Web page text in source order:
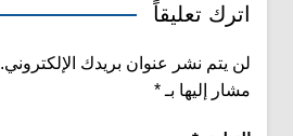
اترك تعليقاً
لن يتم نشر عنوان بريدك الإلكتروني.
مشار إليها بـ *